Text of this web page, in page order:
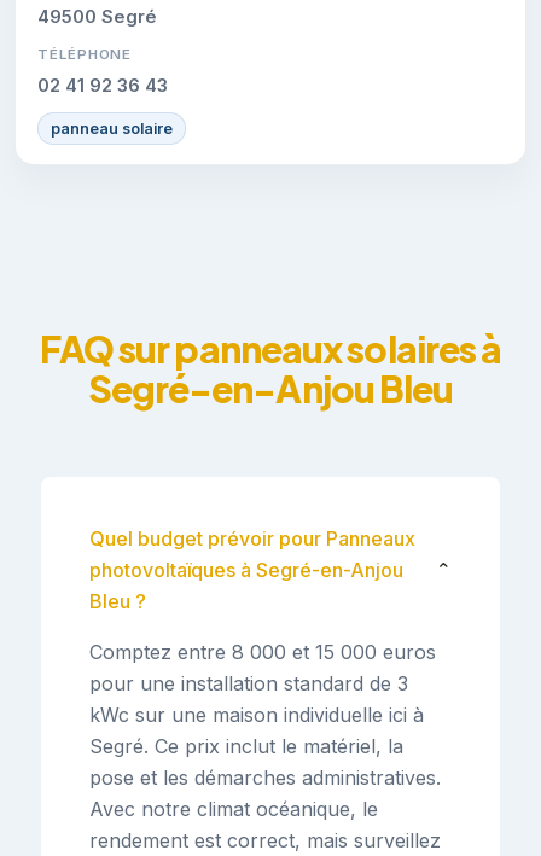
49500 Segré
TÉLÉPHONE
02 41 92 36 43
panneau solaire
FAQ sur panneaux solaires à
Segré-en-Anjou Bleu
Quel budget prévoir pour Panneaux
photovoltaïques à Segré-en-Anjou
Bleu ?
⌄
Comptez entre 8 000 et 15 000 euros
pour une installation standard de 3
kWc sur une maison individuelle ici à
Segré. Ce prix inclut le matériel, la
pose et les démarches administratives.
Avec notre climat océanique, le
rendement est correct, mais surveillez